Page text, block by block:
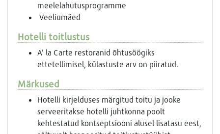
meelelahutusprogramme
Veeliumäed
Hotelli toitlustus
A' la Carte restoranid õhtusöögiks
ettetellimisel, külastuste arv on piiratud.
Märkused
Hotelli kirjelduses märgitud toitu ja jooke
serveeritakse hotelli juhtkonna poolt
kehtestatud kontseptsiooni alusel lisatasu eest,